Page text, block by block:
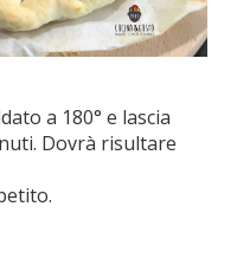
a 180° e lascia
Dovrà risultare